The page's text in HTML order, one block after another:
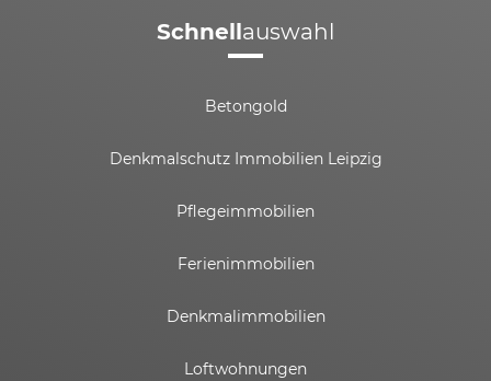
Schnellauswahl
Betongold
Denkmalschutz Immobilien Leipzig
Pflegeimmobilien
Ferienimmobilien
Denkmalimmobilien
Loftwohnungen